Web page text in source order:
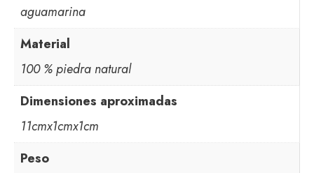
aguamarina
Material
100 % piedra natural
Dimensiones aproximadas
11cmx1cmx1cm
Peso